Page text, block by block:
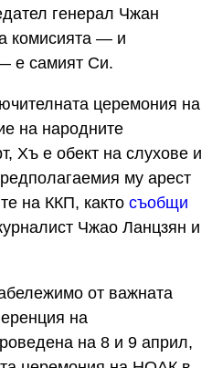
генерал Чжан
комисията — и
е самият Си.
церемония на
на народните
Хъ е обект на слухове и
му арест
на ККП, както съобщи
Чжао Ланцзян и
от важната
на
на 8 и 9 април,